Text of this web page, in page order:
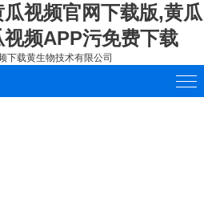
视频官网下载版,黄瓜
频APP污免费下载